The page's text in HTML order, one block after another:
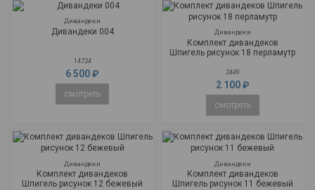
Дивандеки
Дивандеки 004
14724
6 500 ₽
смотреть
Дивандеки
Комплект дивандеков
Шпигель рисунок 18 перламутр
2449
2 100 ₽
смотреть
Дивандеки
Комплект дивандеков
Шпигель рисунок 12 бежевый
Дивандеки
Комплект дивандеков
Шпигель рисунок 11 бежевый